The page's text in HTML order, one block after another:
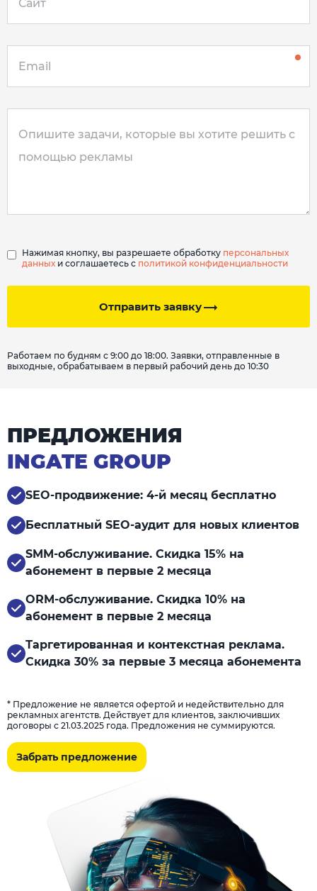
Отправить заявку
Нажимая кнопку, вы разрешаете обработку персональных
данных и соглашаетесь с политикой конфиденциальности
Работаем по будням с 9:00 до 18:00. Заявки, отправленные в
выходные, обрабатываем в первый рабочий день до 10:30
ПРЕДЛОЖЕНИЯ
INGATE GROUP
SEO-продвижение: 4-й месяц бесплатно
Бесплатный SEO-аудит для новых клиентов
SMM-обслуживание. Скидка 15% на
абонемент в первые 2 месяца
ORM-обслуживание. Скидка 10% на
абонемент в первые 2 месяца
Таргетированная и контекстная реклама.
Скидка 30% за первые 3 месяца абонемента
* Предложение не является офертой и недействительно для
рекламных агентств. Действует для клиентов, заключивших
договоры с 21.03.2025 года. Предложения не суммируются.
Забрать предложение